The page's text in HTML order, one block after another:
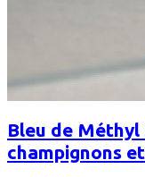
Bleu de Méthyl
champignons